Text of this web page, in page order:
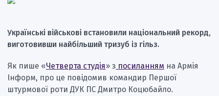
Українські військові встановили національний рекорд,
виготовивши найбільший тризуб із гільз.
Як пише «Четверта студія» з посиланням на Армія
Інформ, про це повідомив командир Першої
штурмової роти ДУК ПС Дмитро Коцюбайло.